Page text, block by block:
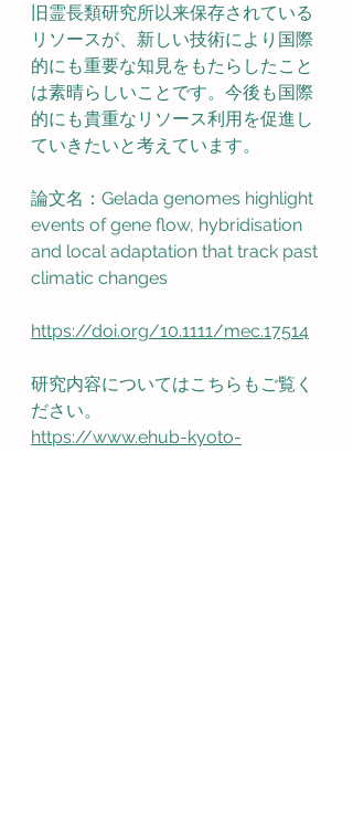
旧霊長類研究所以来保存されている
リソースが、新しい技術により国際
的にも重要な知見をもたらしたこと
は素晴らしいことです。今後も国際
的にも貴重なリソース利用を促進し
ていきたいと考えています。
論文名：Gelada genomes highlight
events of gene flow, hybridisation
and local adaptation that track past
climatic changes
https://doi.org/10.1111/mec.17514
研究内容についてはこちらもご覧く
ださい。
https://www.ehub-kyoto-